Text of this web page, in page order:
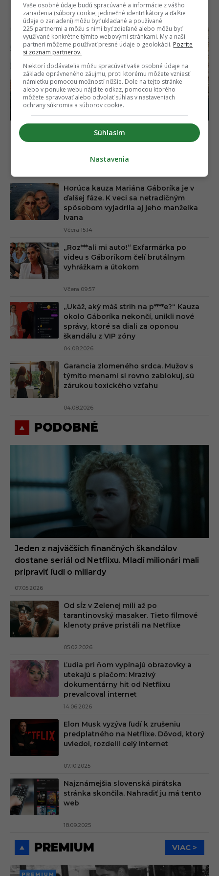
NAJČÍTANEJŠIE
Slovenská influencerka čelí ďalšiemu škandálu.
Z cudzích domov si robí fotokútik, majitelia
penia a hrozia súdom
Horúca kauza Mariána Gáboríka je v
ďalšej fáze. K veci sa netradičným
spôsobom vyjadrila aj jeho manželka
Ivana
Včera 15:14
„Roz***ali mi auto!“ Exfarmárka po
videu s Gáboríkom čelí brutálnym
vyhrážkam a útokom
Včera 09:57
„Ukáž, aký máš strih na p****e?“ Kauza
okolo Gáboríka nekončí, unikli nové
správy, ktoré sa diali za oponou
škandálu z VIP zóny
04.08.2026
Garancia zlomeného srdca. Mužov s
týmito menami si rovno zablokuj, sú
zárukou toxického vzťahu
04.08.2026
PODOBNÉ
Jeden z najväčších finančných škandálov
dostane seriál od Netflixu. Mladí milionári mali
pripraviť ľudí o miliardy
07.05.2026
Od sĺz v Zelenej míli až po
tarantinovský masaker. Tieto filmové
klenoty práve pristáli na Netflixe
05.02.2026
Ľudia pri ňom vypínajú obrazovky a
utekajú s plačom: Mrazivý
dokumentárny hit od Netflixu
prevalcoval internet
14.06.2026
Elon Musk vyzýva ľudí k zrušeniu
predplatného na Netflixe. Dôvod, ktorý
uviedol, rozdelil celý internet
07.10.2025
Najznámejšia slovenská pirátska
stránka skončila. Nahradiť ju má tento
web
18.09.2025
PREMIUM VIAC >
Vaše osobné údaje budú spracúvané a informácie z vášho
zariadenia (súbory cookie, jedinečné identifikátory a ďalšie
údaje o zariadení) môžu byť ukladané a používané
225 partnermi a môžu s nimi byť zdieľané alebo môžu byť
využívané konkrétne týmito webovými stránkami. My a naši
partneri môžeme používať presné údaje o geolokácii. Pozrite
si zoznam partnerov.
Niektorí dodávatelia môžu spracúvať vaše osobné údaje na
základe oprávneného záujmu, proti ktorému môžete vzniesť
námietku pomocou možností nižšie. Dole na tejto stránke
alebo v ponuke webu nájdite odkaz, pomocou ktorého
môžete spravovať alebo odvolať súhlas v nastaveniach
ochrany súkromia a súborov cookie.
Súhlasím
Nastavenia